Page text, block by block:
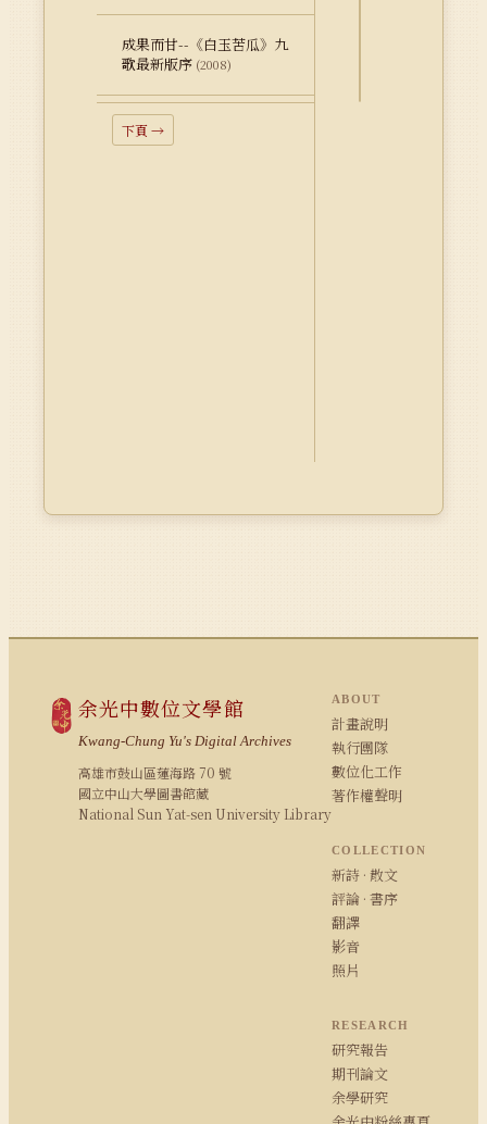
成果而甘--《白玉苦瓜》九
歌最新版序 (2008)
下頁 →
余光中數位文學館
Kwang-Chung Yu's Digital Archives
高雄市鼓山區蓮海路 70 號
國立中山大學圖書館藏
National Sun Yat-sen University Library
ABOUT
計畫說明
執行團隊
數位化工作
著作權聲明
COLLECTION
新詩 · 散文
評論 · 書序
翻譯
影音
照片
RESEARCH
研究報告
期刊論文
余學研究